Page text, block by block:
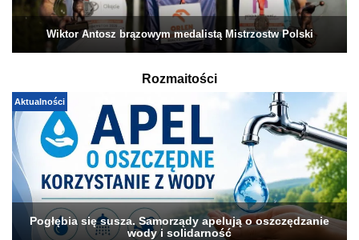
Wiktor Antosz brązowym medalistą Mistrzostw Polski
Rozmaitości
Aktualności
Pogłębia się susza. Samorządy apelują o oszczędzanie
wody i solidarność